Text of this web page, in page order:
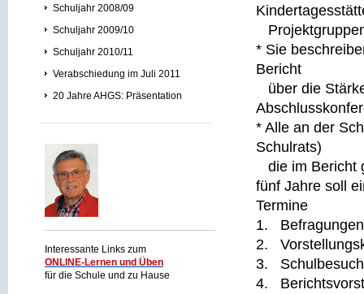
Schuljahr 2008/09
Schuljahr 2009/10
Schuljahr 2010/11
Verabschiedung im Juli 2011
20 Jahre AHGS: Präsentation
Interessante Links zum
ONLINE-Lernen und Üben
für die Schule und zu Hause
* Sie
Bericht
über die
* Alle an der
Schulrats)
die im Bericht
fünf Jahre soll
Termine
1.
2.
3.
4.